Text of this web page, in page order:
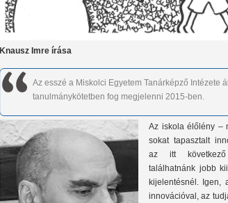
Knausz Imre írása
Az esszé a Miskolci Egyetem Tanárképző Intézete
tanulmánykötetben fog megjelenni 2015-ben.
Az iskola élőlény –
sokat tapasztalt
az itt következő
találhatnánk jobb
kijelentésnél. Igen,
innovációval, az